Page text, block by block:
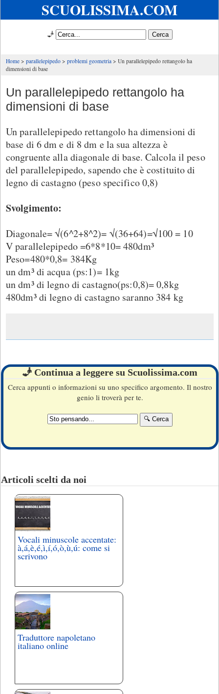
SCUOLISSIMA.COM
🧞
Home parallelepipedo problemi geometria
Un parallelepipedo rettangolo ha
dimensioni di base
Un parallelepipedo rettangolo ha
dimensioni di base
Un parallelepipedo rettangolo ha dimensioni di
base di 6 dm e di 8 dm e la sua altezza è
congruente alla diagonale di base. Calcola il peso
del parallelepipedo, sapendo che è costituito di
legno di castagno (peso specifico 0,8)
Svolgimento:
Diagonale= √(6^2+8^2)= √(36+64)=√100 = 10
V parallelepipedo =6*8*10= 480dm³
Peso=480*0,8= 384Kg
un dm³ di acqua (ps:1)= 1kg
un dm³ di legno di castagno(ps:0,8)= 0,8kg
480dm³ di legno di castagno saranno 384 kg
🧞 Continua a leggere su Scuolissima.com
Cerca appunti o informazioni su uno specifico argomento. Il nostro
genio li troverà per te.
Articoli scelti da noi
Vocali minuscole accentate:
à,á,è,é,ì,í,ó,ò,ù,ú: come si
scrivono
Traduttore napoletano
italiano online